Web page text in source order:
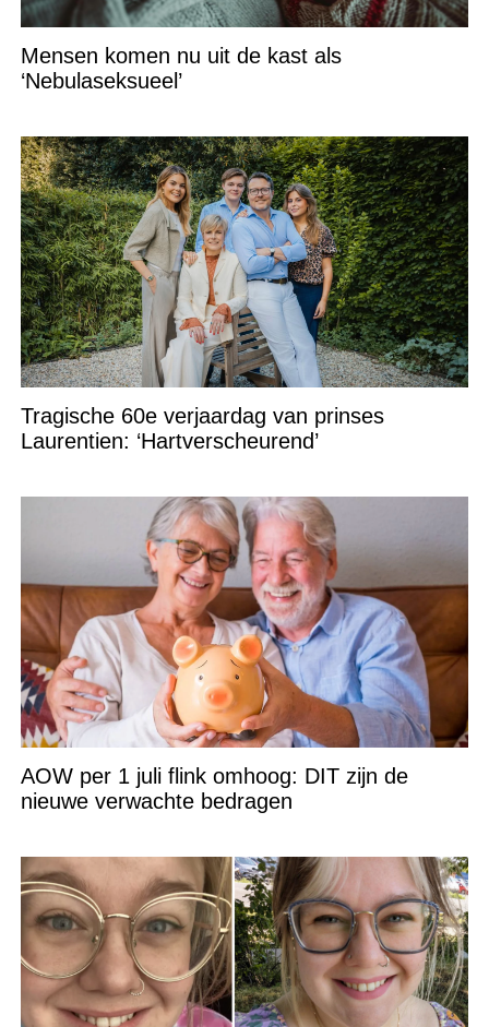
Mensen komen nu uit de kast als
‘Nebulaseksueel’
Tragische 60e verjaardag van prinses
Laurentien: ‘Hartverscheurend’
AOW per 1 juli flink omhoog: DIT zijn de
nieuwe verwachte bedragen